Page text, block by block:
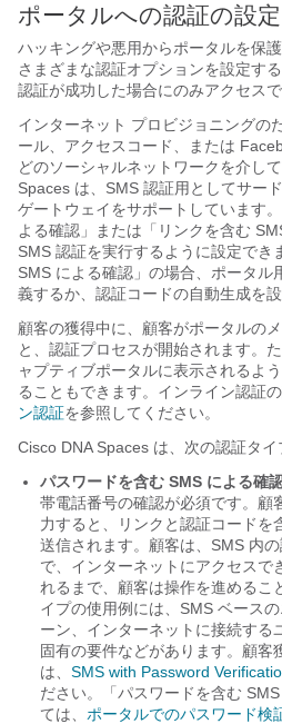
ポータルへの認証の設定
ハッキングや悪用からポータルを保
さまざまな認証オプションを設定す
認証が成功した場合にのみアクセスで
インターネット プロビジョニングの
ール、アクセスコード、または
どのソーシャルネットワークを介し
Spaces は、SMS 認証用としてサー
ゲートウェイをサポートしています
よる確認」または「リンクを含む
SMS 認証を実行するように設定でき
SMS による確認」の場合、ポータル
義するか、認証コードの自動生成を設
顧客の獲得中に、顧客がポータルの
と、認証プロセスが開始されます。
ャプティブポータルに表示されるよ
ることもできます。インライン認証
ン認証を参照してください。
Cisco DNA Spaces は、次の認証タイ
パスワードを含む SMS による確
帯電話番号の確認が必須です。顧
力すると、リンクと認証コードを
送信されます。顧客は、SMS 内
で、インターネットにアクセスで
れるまで、顧客は操作を進めるこ
イプの使用例には、SMS ベース
ーン、インターネットに接続する
固有の要件などがあります。顧客
は、 SMS with Password
ださい。「パスワードを含む
ては、 ポータルでのパスワード検